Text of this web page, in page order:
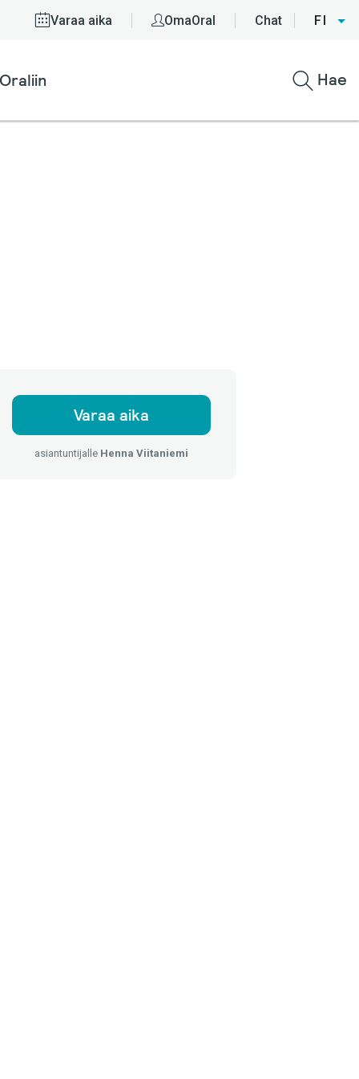
Varaa aika OmaOral Chat FI
Hae
Varaa aika
asiantuntijalle Henna Viitaniemi